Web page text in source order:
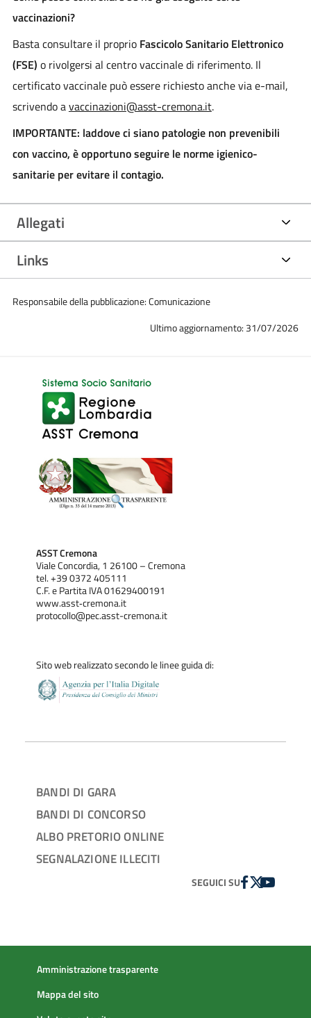
vaccinazioni?
Basta consultare il proprio Fascicolo Sanitario Elettronico
(FSE) o rivolgersi al centro vaccinale di riferimento. Il
certificato vaccinale può essere richiesto anche via e-mail,
scrivendo avaccinazioni@asst-cremona.it.
IMPORTANTE: laddove ci siano patologie non prevenibili
con vaccino, è opportuno seguire le norme igienico-
sanitarie per evitare il contagio.
Allegati
Links
Responsabile della pubblicazione: Comunicazione
Ultimo aggiornamento: 31/07/2026
ASST Cremona
Viale Concordia, 1 26100 – Cremona
tel. +39 0372 405111
C.F. e Partita IVA 01629400191
www.asst‐cremona.it
protocollo@pec.asst-cremona.it
Sito web realizzato secondo le linee guida di:
BANDI DI GARA
BANDI DI CONCORSO
ALBO PRETORIO ONLINE
SEGNALAZIONE ILLECITI
SEGUICI SUFACEBOOK
TWITTER
YOUTUBE
Amministrazione trasparente
Mappa del sito